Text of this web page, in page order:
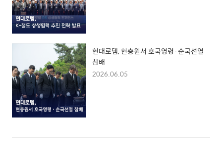
현대로템, 현충원서 호국영령·순국선열
참배
2026.06.05